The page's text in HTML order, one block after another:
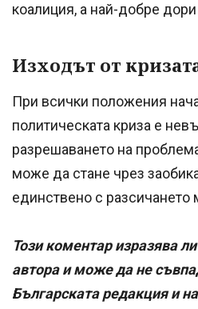
коалиция, а най-добре
Изходът от
При всички положения
политическата криза е
разрешаването на
може да стане чрез
единствено с разсичането
Този коментар изразява
автора и може да не
Българската редакция и